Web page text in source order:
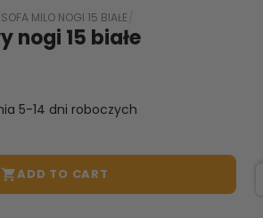
SOFA MILO NOGI 15 BIAŁE
nogi 15 białe
5-14 dni roboczych
ADD TO CART